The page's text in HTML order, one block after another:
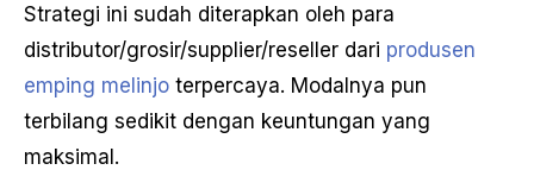
Strategi ini sudah diterapkan oleh para
distributor/grosir/supplier/reseller dari produsen
emping melinjo terpercaya. Modalnya pun
terbilang sedikit dengan keuntungan yang
maksimal.